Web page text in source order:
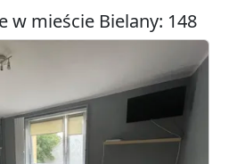
w mieście Bielany: 148